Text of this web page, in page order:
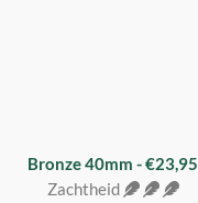
Bronze 40mm - €23,95
Zachtheid